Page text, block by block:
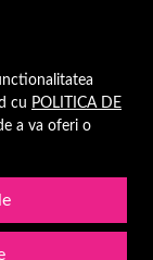
cu POLITICA DE
a va oferi o